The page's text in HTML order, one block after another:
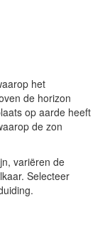
het
de horizon
op aarde heeft
de zon
variëren de
Selecteer